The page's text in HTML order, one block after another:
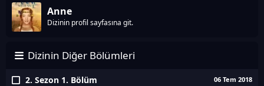
Anne
Dizinin profil sayfasına git.
Dizinin Diğer Bölümleri
2. Sezon 1. Bölüm 06 Tem 2018